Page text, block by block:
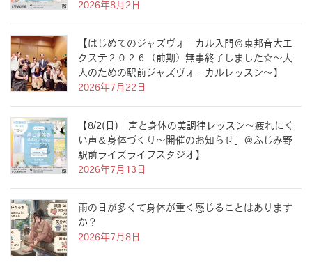
2026年8月2日
【はじめてのジャズヴォーカル入門＠東邦音大エ
クステ２０２６（前期）無事終了しました☆〜大
人のための駅前ジャズヴォーカルレッスン〜】
2026年7月22日
【8/2(日)「声と身体の美調律レッスン〜疲れにく
い声＆身体づくり〜開催のお知らせ」＠ふじみ野
駅前ライズライフスタジオ】
2026年7月13日
雨の日が多くて身体が重く感じることはあります
か？
2026年7月8日